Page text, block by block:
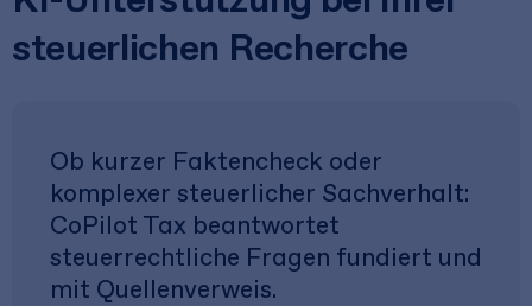
steuerlichen Recherche
Ob kurzer Faktencheck oder
komplexer steuerlicher Sachverhalt:
CoPilot Tax beantwortet
steuerrechtliche Fragen fundiert und
mit Quellenverweis.